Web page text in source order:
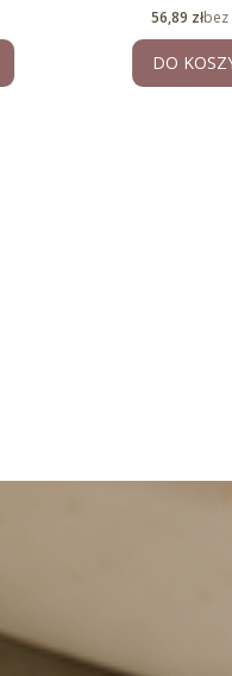
Cena
56,89 złbez
DO